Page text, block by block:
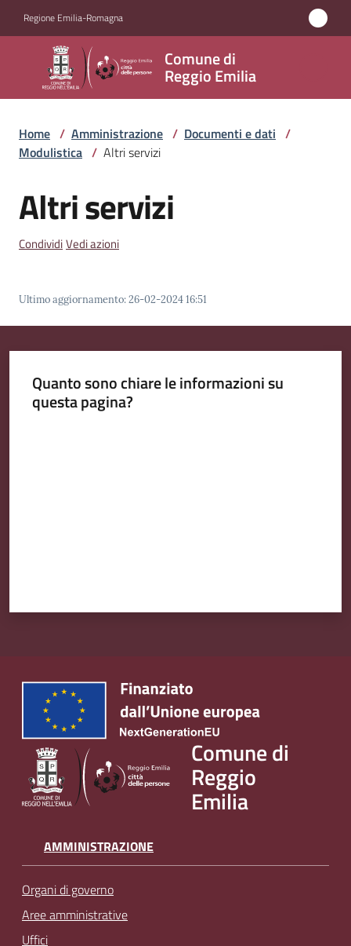
Regione Emilia-Romagna
Comune di
Reggio Emilia
Comune
di
Reggio
Emilia
Amministrazione
Menu selezionato
Servizi
Vivere
s
e
Seguici
su
Home / Amministrazione / Documenti e dati /
Modulistica / Altri servizi
Altri servizi
CondividiVedi azioni
Ultimo aggiornamento:26-02-2024 16:51
Quanto sono chiare le informazioni su
questa pagina?
Comune di
Reggio
Emilia
AMMINISTRAZIONE
Organi di governo
Aree amministrative
Uffici